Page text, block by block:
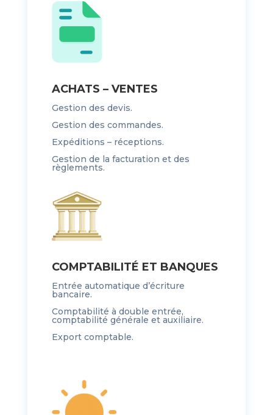
ACHATS – VENTES
Gestion des devis.
Gestion des commandes.
Expéditions – réceptions.
Gestion de la facturation et des
règlements.
COMPTABILITÉ ET BANQUES
Entrée automatique d’écriture
bancaire.
Comptabilité à double entrée,
comptabilité générale et auxiliaire.
Export comptable.